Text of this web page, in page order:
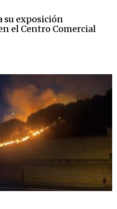
su exposición
el Centro Comercial